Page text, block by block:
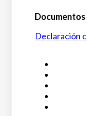
Declaración